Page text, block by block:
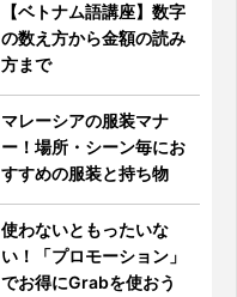
【ベトナム語講座】数字
の数え方から金額の読み
方まで
マレーシアの服装マナ
ー！場所・シーン毎にお
すすめの服装と持ち物
使わないともったいな
い！「プロモーション」
でお得にGrabを使おう